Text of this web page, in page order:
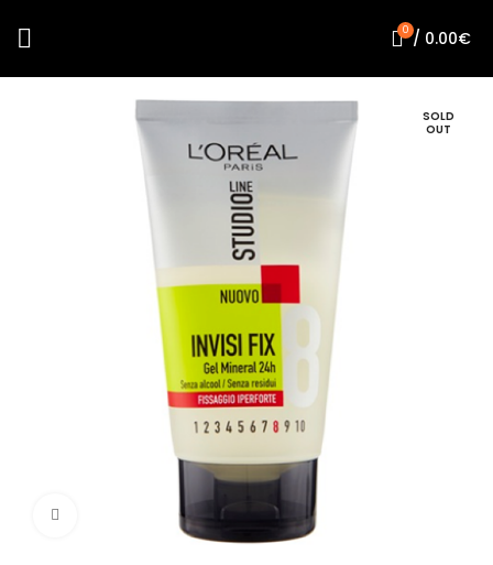
0 / 0.00€
SOLD
OUT
Click to enlarge